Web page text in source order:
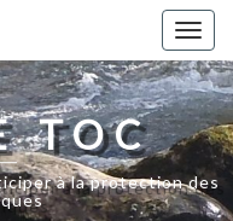
TOC
à la protection des